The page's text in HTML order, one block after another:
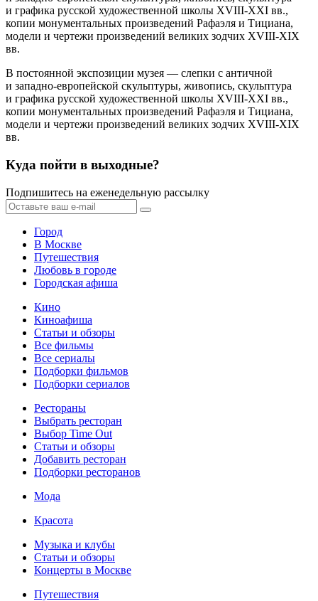
и графика русской художественной школы XVIII-XXI вв.,
копии монументальных произведений Рафаэля и Тициана,
модели и чертежи произведений великих зодчих XVIII-XIX
вв.
В постоянной экспозиции музея — слепки с античной
и западно-европейской скульптуры, живопись, скульптура
и графика русской художественной школы XVIII-XXI вв.,
копии монументальных произведений Рафаэля и Тициана,
модели и чертежи произведений великих зодчих XVIII-XIX
вв.
Куда пойти в выходные?
Подпишитесь на еженедельную рассылку
Город
В Москве
Путешествия
Любовь в городе
Городская афиша
Кино
Киноафиша
Статьи и обзоры
Все фильмы
Все сериалы
Подборки фильмов
Подборки сериалов
Рестораны
Выбрать ресторан
Выбор Time Out
Статьи и обзоры
Добавить ресторан
Подборки ресторанов
Мода
Красота
Музыка и клубы
Статьи и обзоры
Концерты в Москве
Путешествия